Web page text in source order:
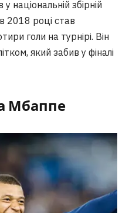
збірній
2018 році став
голи на турнірі. Він
який забив у фіналі
Мбаппе